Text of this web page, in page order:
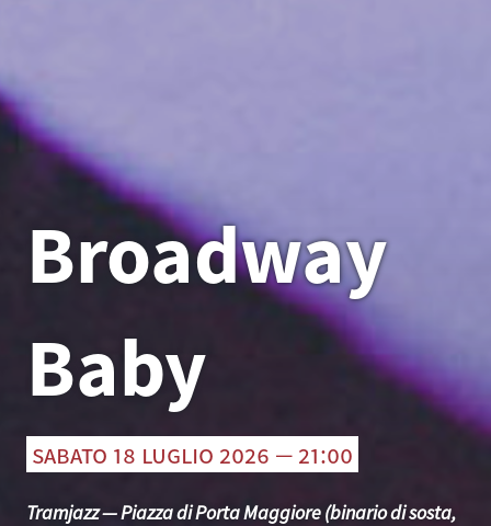
Broadway
Baby
sabato 18 luglio 2026 — 21:00
Tramjazz — Piazza di Porta Maggiore (binario di sosta,